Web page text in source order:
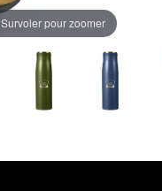
Survoler pour zoomer